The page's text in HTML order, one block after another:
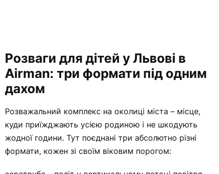
Розваги для дітей у Львові в
Airman: три формати під одним
дахом
Розважальний комплекс на околиці міста – місце,
куди приїжджають усією родиною і не шкодують
жодної години. Тут поєднані три абсолютно різні
формати, кожен зі своїм віковим порогом: